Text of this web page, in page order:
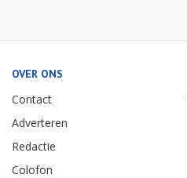
OVER ONS
Contact
Adverteren
Redactie
Colofon